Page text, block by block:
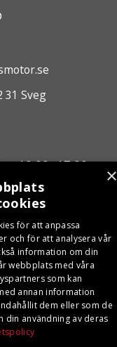
31 Sveg
10.00 -17.00
MOTOR
i Sveg!
×
för att anpassa
och för att analysera vår
information om din
webbplats med våra
som kan
annan information
dem eller som de
din användning av deras